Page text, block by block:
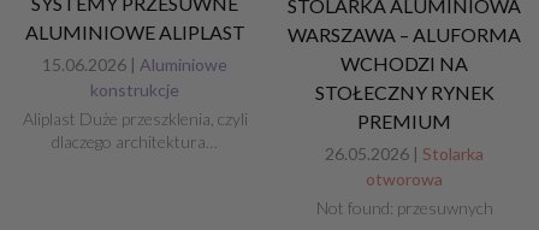
ALUMINIOWE ALIPLAST
15.06.2026 | Aluminiowe
konstrukcje
Aliplast Duże przeszklenia, czyli
dlaczego architektura…
STOLARKA ALUMINIOWA
WARSZAWA – ALUFORMA
WCHODZI NA
STOŁECZNY RYNEK
PREMIUM
26.05.2026 | Stolarka
otworowa
Not found: przesuwnych